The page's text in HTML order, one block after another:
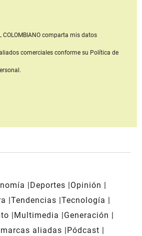
COLOMBIANOcomparta mis datos
comerciales conforme su Política de
Deportes
Opinión
Tendencias Tecnología
Multimedia
Generación
aliadas
Pódcast